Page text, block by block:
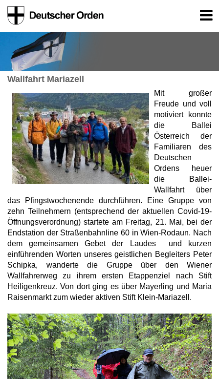
Wallfahrt Mariazell
Mit großer
Freude und voll
motiviert konnte
die Ballei
Österreich der
Familiaren des
Deutschen
Ordens heuer
die Ballei-
Wallfahrt über
das Pfingstwochenende durchführen. Eine Gruppe von
zehn Teilnehmern (entsprechend der aktuellen Covid-19-
Öffnungsverordnung) startete am Freitag, 21. Mai, bei der
Endstation der Straßenbahnline 60 in Wien-Rodaun. Nach
dem gemeinsamen Gebet der Laudes und kurzen
einführenden Worten unseres geistlichen Begleiters Peter
Schipka, wanderte die Gruppe über den Wiener
Wallfahrerweg zu ihrem ersten Etappenziel nach Stift
Heiligenkreuz. Von dort ging es über Mayerling und Maria
Raisenmarkt zum wieder aktiven Stift Klein-Mariazell.